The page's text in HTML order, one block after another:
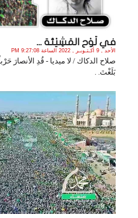
في لَوْح المَشِيْئة ...
الأحد , 9 أكـتـوبـر , 2022 الساعة 9:27:08 PM
صلاح الدكاك / لا ميديا - قُدِ الأنصارَ
بَلَغْتَ. .